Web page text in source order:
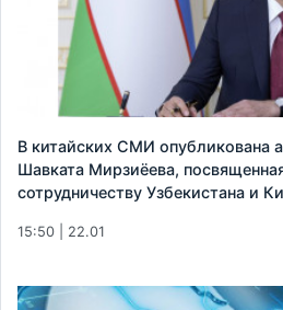
В китайских СМИ опубликована
Шавката Мирзиёева,
сотрудничеству Узбекистана и
15:50 | 22.01